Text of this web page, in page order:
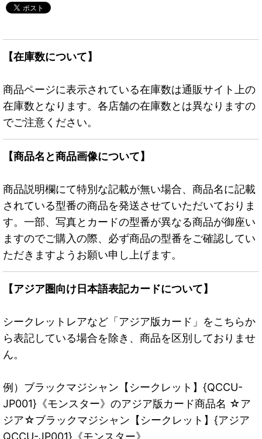
【在庫数について】
商品ページに表示されている在庫数は通販サイト上の
在庫数となります。各店舗の在庫数とは異なりますの
でご注意ください。
【商品名と商品画像について】
商品説明欄にて特別な記載が無い場合、商品名に記載
されている型番の商品を発送させていただいておりま
す。一部、写真とカードの型番が異なる商品が御座い
ますのでご購入の際、必ず商品の型番をご確認してい
ただきますようお願い申し上げます。
【アジア圏向け日本語表記カードについて】
シークレットレアなど「アジア版カード」をこちらか
ら表記している場合を除き、商品を区別しておりませ
ん。
例）ブラックマジシャン【シークレット】{QCCU-
JP001}《モンスター》のアジア版カード商品名 ☆ア
ジア☆ブラックマジシャン【シークレット】{アジア
QCCU-JP001}《モンスター》